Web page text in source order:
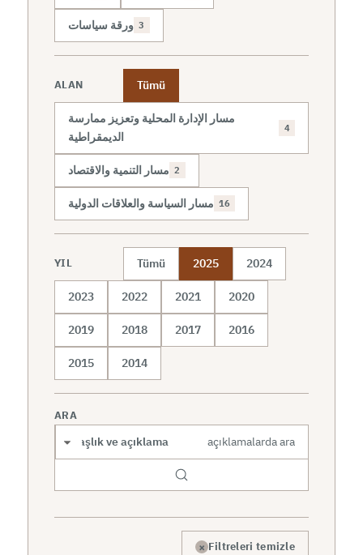
ورقة سياسات 3
ALAN Tümü
مسار الإدارة المحلية وتعزيز ممارسة
الديمقراطية
4
مسار التنمية والاقتصاد 2
مسار السياسة والعلاقات الدولية 16
YIL Tümü 2025 2024
2023 2022 2021 2020
2019 2018 2017 2016
2015 2014
ARA
× Filtreleri temizle